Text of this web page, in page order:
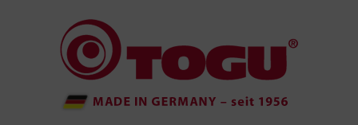
springen